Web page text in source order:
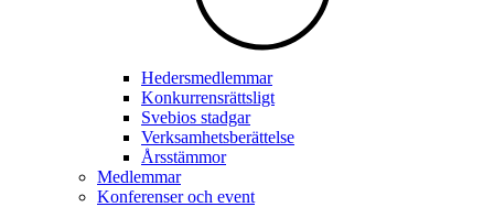
Hedersmedlemmar
Konkurrensrättsligt
Svebios stadgar
Verksamhetsberättelse
Årsstämmor
Medlemmar
Konferenser och event